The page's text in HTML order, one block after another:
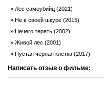
Лес самоубийц (2021)
Не в своей шкуре (2015)
Нечего терять (2002)
Живой лес (2001)
Пустая чёрная клетка (2017)
Написать отзыв о фильме: